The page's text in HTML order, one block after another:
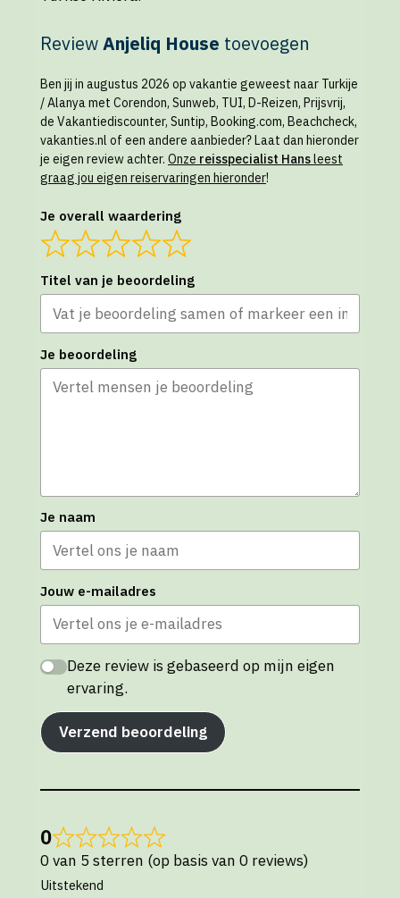
ReviewAnjeliq House toevoegen
Ben jij in augustus 2026 op vakantie geweest naar Turkije
/ Alanya met Corendon, Sunweb, TUI, D-Reizen, Prijsvrij,
de Vakantiediscounter, Suntip, Booking.com, Beachcheck,
vakanties.nl of een andere aanbieder? Laat dan hieronder
je eigen review achter. Onze reisspecialist Hansleest
graag jou eigen reiservaringen hieronder!
Je overall waardering
Titel van je beoordeling
Je beoordeling
Je naam
Jouw e-mailadres
Deze review is gebaseerd op mijn eigen
ervaring.
Verzend beoordeling
0
0 van 5 sterren (op basis van 0 reviews)
Uitstekend